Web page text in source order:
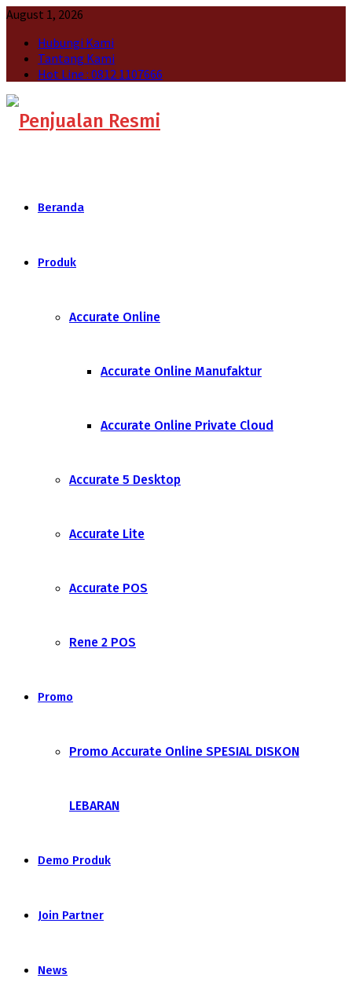
August 1, 2026
Hubungi Kami
Tantang Kami
Hot Line : 0812 1107666
Beranda
Produk
Accurate Online
Accurate Online Manufaktur
Accurate Online Private Cloud
Accurate 5 Desktop
Accurate Lite
Accurate POS
Rene 2 POS
Promo
Promo Accurate Online SPESIAL DISKON
LEBARAN
Demo Produk
Join Partner
News